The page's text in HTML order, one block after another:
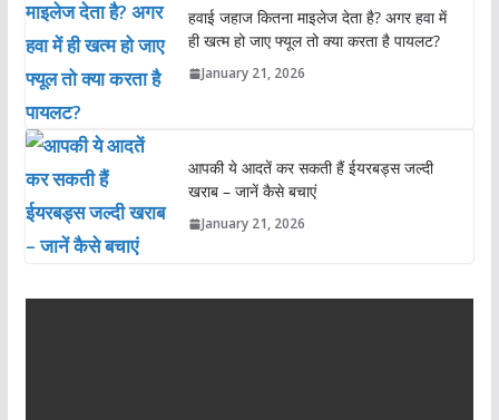
हवाई जहाज कितना माइलेज देता है? अगर हवा में
ही खत्म हो जाए फ्यूल तो क्या करता है पायलट?
January 21, 2026
आपकी ये आदतें कर सकती हैं ईयरबड्स जल्दी
खराब – जानें कैसे बचाएं
January 21, 2026